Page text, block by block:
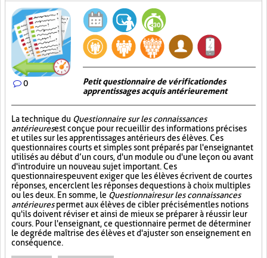
0
Petit questionnaire de vérification des
apprentissages acquis antérieurement
La technique du Questionnaire sur les connaissances
antérieuresest conçue pour recueillir des informations précises
et utiles sur les apprentissages antérieurs des élèves. Ces
questionnaires courts et simples sont préparés par l'enseignant et
utilisés au début d’un cours, d'un module ou d'une leçon ou avant
d'introduire un nouveau sujet important. Ces
questionnaires peuvent exiger que les élèves écrivent de courtes
réponses, encerclent les réponses de questions à choix multiples
ou les deux. En somme, le Questionnaire sur les connaissances
antérieurespermet aux élèves de cibler précisément les notions
qu'ils doivent réviser et ainsi de mieux se préparer à réussir leur
cours. Pour l'enseignant, ce questionnaire permet de déterminer
le degré de maîtrise des élèves et d'ajuster son enseignement en
conséquence.